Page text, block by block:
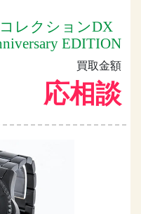
レクションDX
EDITION
買取金額
応相談